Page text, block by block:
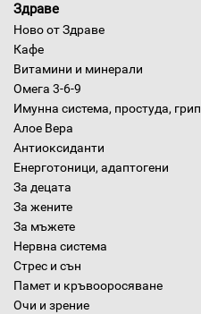
Здраве
Ново от Здраве
Кафе
Витамини и минерали
Омега 3-6-9
Имунна система, простуда, грип
Алое Вера
Антиоксиданти
Енерготоници, адаптогени
За децата
За жените
За мъжете
Нервна система
Стрес и сън
Памет и кръвооросяване
Очи и зрение